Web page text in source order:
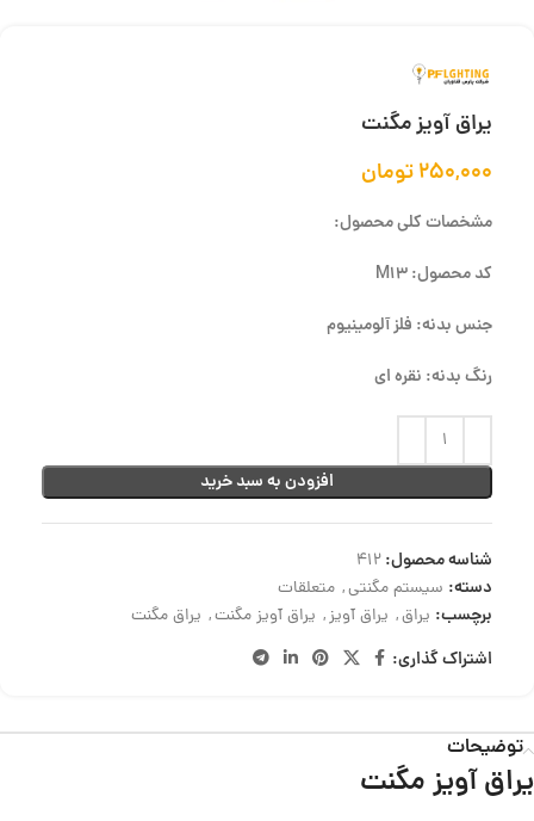
یراق آویز مگنت
۲۵۰,۰۰۰تومان
مشخصات کلی محصول:
کد محصول: M13
جنس بدنه: فلز آلومینیوم
رنگ بدنه: نقره ای
افزودن به سبد خرید
شناسه محصول:412
دسته: سیستم مگنتی, متعلقات
برچسب: یراق, یراق آویز, یراق آویز مگنت, یراق مگنت
اشتراک گذاری:
توضیحات
یراق آویز مگنت